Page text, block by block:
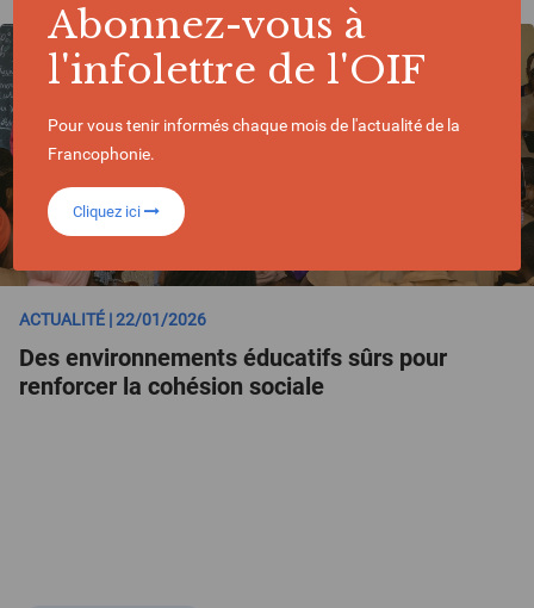
ACTUALITÉ | 22/01/2026
Des environnements éducatifs sûrs pour
renforcer la cohésion sociale
Abonnez-vous à
l'infolettre de l'OIF
Pour vous tenir informés chaque mois de l'actualité de la
Francophonie.
Cliquez ici